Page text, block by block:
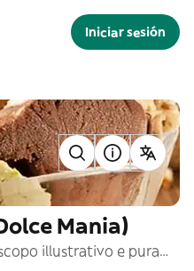
Iniciar sesión
Mania)
Le immagini inserite sono a scopo illustrativo e puramente indicativo